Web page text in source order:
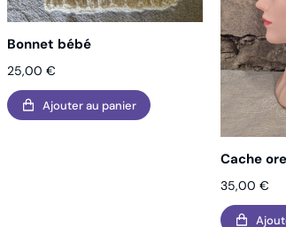
Bonnet bébé
25,00 €
Ajouter au panier
Cache
35,00 €